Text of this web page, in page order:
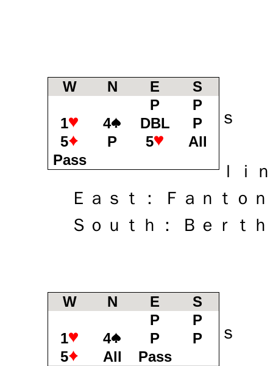
W N E
S
P
P
1
4 DBL
P
5
P 5
All
Pass
ｓ
ｌｉｎ
Ｅａｓｔ： Ｆａｎｔｏｎ
Ｓｏｕｔｈ： Ｂｅｒｔｈ
W N E
S
P
P
1
4 P
P
5
All Pass
ｓ